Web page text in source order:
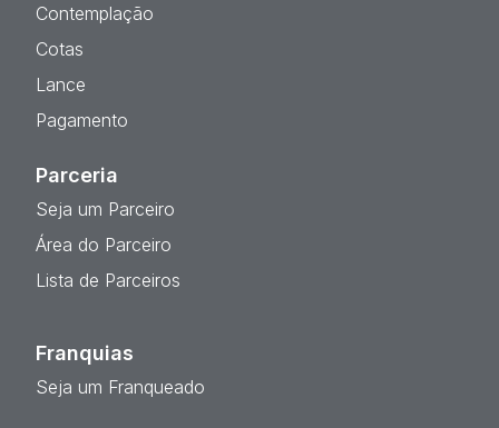
Contemplação
Cotas
Lance
Pagamento
Parceria
Seja um Parceiro
Área do Parceiro
Lista de Parceiros
Franquias
Seja um Franqueado